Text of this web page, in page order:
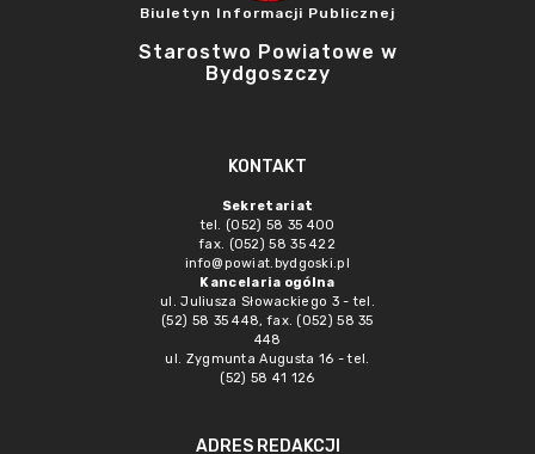
Biuletyn Informacji Publicznej
Starostwo Powiatowe w
Bydgoszczy
KONTAKT
Sekretariat
tel. (052) 58 35 400
fax. (052) 58 35 422
info@powiat.bydgoski.pl
Kancelaria ogólna
ul. Juliusza Słowackiego 3 - tel.
(52) 58 35 448, fax. (052) 58 35
448
ul. Zygmunta Augusta 16 - tel.
(52) 58 41 126
ADRES REDAKCJI